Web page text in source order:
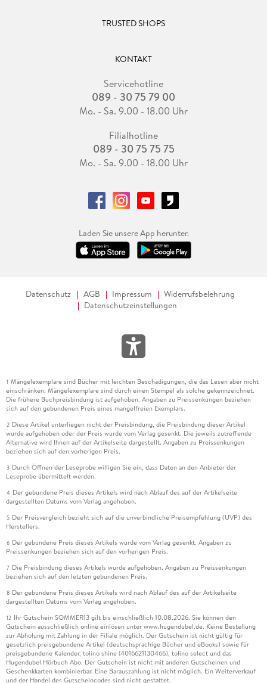
TRUSTED SHOPS
KONTAKT
Servicehotline
089 - 30 75 79 00
Mo. - Sa. 9.00 - 18.00 Uhr
Filialhotline
089 - 30 75 75 75
Mo. - Sa. 9.00 - 18.00 Uhr
Laden Sie unsere App herunter.
Datenschutz AGB Impressum
Widerrufsbelehrung
Datenschutzeinstellungen
1 Mängelexemplare sind Bücher mit leichten Beschädigungen, die das Lesen aber nicht
einschränken. Mängelexemplare sind durch einen Stempel als solche gekennzeichnet.
Die frühere Buchpreisbindung ist aufgehoben. Angaben zu Preissenkungen beziehen
sich auf den gebundenen Preis eines mangelfreien Exemplars.
2 Diese Artikel unterliegen nicht der Preisbindung, die Preisbindung dieser Artikel
wurde aufgehoben oder der Preis wurde vom Verlag gesenkt. Die jeweils zutreffende
Alternative wird Ihnen auf der Artikelseite dargestellt. Angaben zu Preissenkungen
beziehen sich auf den vorherigen Preis.
3 Durch Öffnen der Leseprobe willigen Sie ein, dass Daten an den Anbieter der
Leseprobe übermittelt werden.
4 Der gebundene Preis dieses Artikels wird nach Ablauf des auf der Artikelseite
dargestellten Datums vom Verlag angehoben.
5 Der Preisvergleich bezieht sich auf die unverbindliche Preisempfehlung (UVP) des
Herstellers.
6 Der gebundene Preis dieses Artikels wurde vom Verlag gesenkt. Angaben zu
Preissenkungen beziehen sich auf den vorherigen Preis.
7 Die Preisbindung dieses Artikels wurde aufgehoben. Angaben zu Preissenkungen
beziehen sich auf den letzten gebundenen Preis.
8 Der gebundene Preis dieses Artikels wird nach Ablauf des auf der Artikelseite
dargestellten Datums vom Verlag angehoben.
12 Ihr Gutschein SOMMER13 gilt bis einschließlich 10.08.2026. Sie können den
Gutschein ausschließlich online einlösen unter www.hugendubel.de. Keine Bestellung
zur Abholung mit Zahlung in der Filiale möglich. Der Gutschein ist nicht gültig für
gesetzlich preisgebundene Artikel (deutschsprachige Bücher und eBooks) sowie für
preisgebundene Kalender, tolino shine (4016621130466), tolino select und das
Hugendubel Hörbuch Abo. Der Gutschein ist nicht mit anderen Gutscheinen und
Geschenkkarten kombinierbar. Eine Barauszahlung ist nicht möglich. Ein Weiterverkauf
und der Handel des Gutscheincodes sind nicht gestattet.